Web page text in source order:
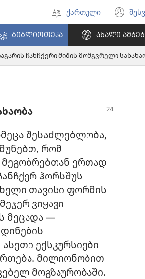
აირჩიეთ
ენა
ქართული
ᲑᲘᲑᲚᲘᲝᲗᲔᲙᲐ ᲐᲮᲐᲚᲘ
ჩანჩქერი შიშის მომგვრელი
შესაძლებლობა,
რომ
მეგობრებთან ერთად
ჰორსშუს
თავისი ფორმის
ვიყავი
მეცადა —
ექსკურსიები
მილიონობით
მოგზაურობაში.